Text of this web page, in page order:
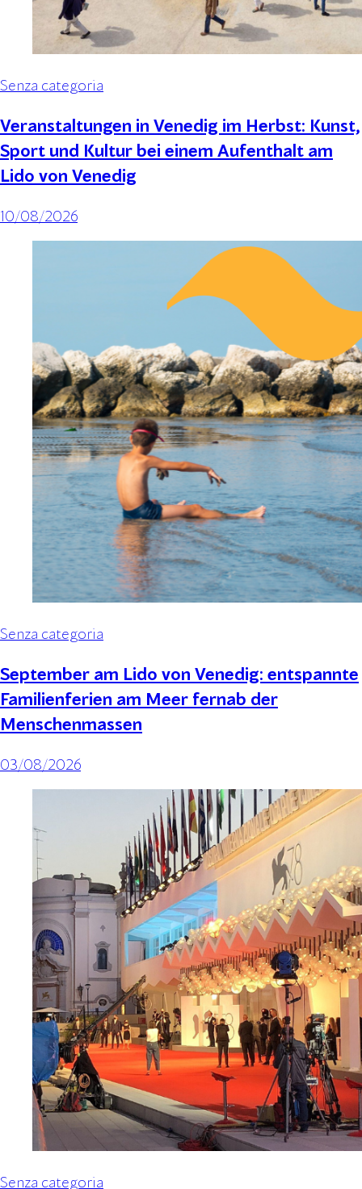
Senza categoria
Veranstaltungen in Venedig im Herbst: Kunst,
Sport und Kultur bei einem Aufenthalt am
Lido von Venedig
10/08/2026
Senza categoria
September am Lido von Venedig: entspannte
Familienferien am Meer fernab der
Menschenmassen
03/08/2026
Senza categoria